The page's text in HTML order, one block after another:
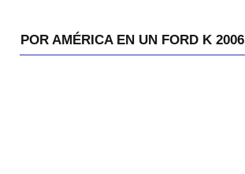
POR AMÉRICA EN UN FORD K 2006